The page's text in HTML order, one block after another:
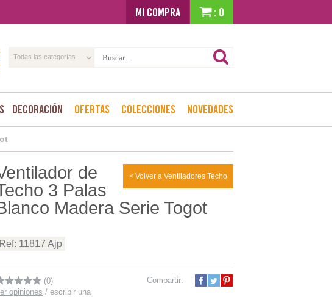
MI COMPRA : 0
Todas las categorías
Decoración Ofertas Colecciones Novedades
< Volver a Ventiladores Techo
de
3 Palas
Madera Serie Togot
Ref: 11817 Ajp
(0)
opiniones / escribir una
Compartir: